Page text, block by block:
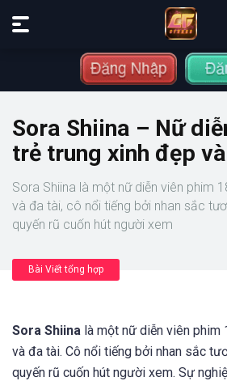
Sora Shiina – Nữ
trẻ trung xinh đẹp
Sora Shiina là một nữ diễn viên phim
và đa tài, cô nổi tiếng bởi nhan sắc
quyến rũ cuốn hút người xem
Bài Viết tổng hợp
Sora Shiina là một nữ diễn viên phim
và đa tài. Cô nổi tiếng bởi nhan sắc
quyến rũ cuốn hút người xem. Sự